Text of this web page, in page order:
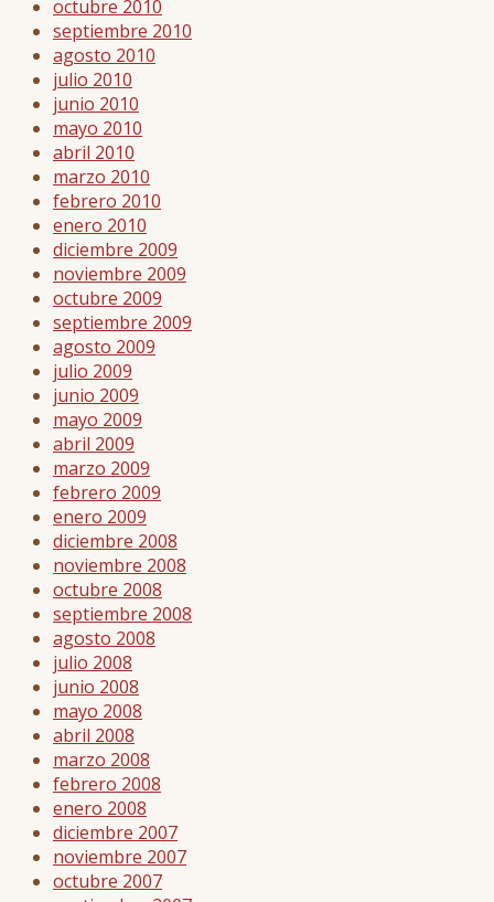
octubre 2010
septiembre 2010
agosto 2010
julio 2010
junio 2010
mayo 2010
abril 2010
marzo 2010
febrero 2010
enero 2010
diciembre 2009
noviembre 2009
octubre 2009
septiembre 2009
agosto 2009
julio 2009
junio 2009
mayo 2009
abril 2009
marzo 2009
febrero 2009
enero 2009
diciembre 2008
noviembre 2008
octubre 2008
septiembre 2008
agosto 2008
julio 2008
junio 2008
mayo 2008
abril 2008
marzo 2008
febrero 2008
enero 2008
diciembre 2007
noviembre 2007
octubre 2007